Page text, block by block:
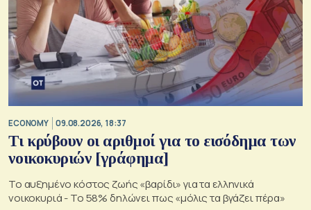
ECONOMY 09.08.2026, 18:37
Τι κρύβουν οι αριθμοί για το εισόδημα των
νοικοκυριών [γράφημα]
Το αυξημένο κόστος ζωής «βαρίδι» για τα ελληνικά
νοικοκυριά - Το 58% δηλώνει πως «μόλις τα βγάζει πέρα»